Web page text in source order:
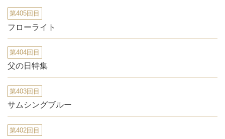
第405回目
フローライト
第404回目
父の日特集
第403回目
サムシングブルー
第402回目